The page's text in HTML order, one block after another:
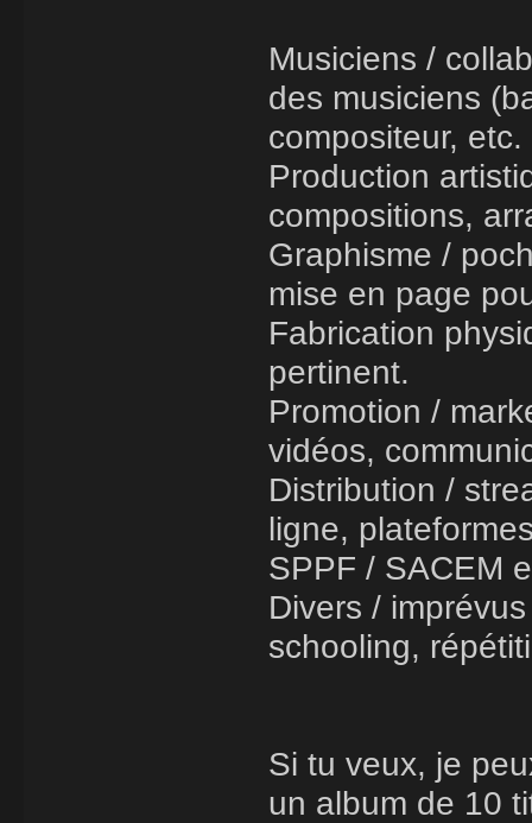
Musiciens /
des musiciens
compositeur,
Production
compositions,
Graphisme /
mise en page
Fabrication
pertinent.
Promotion /
vidéos,
Distribution /
ligne,
SPPF / SACEM
Divers /
schooling,
Si tu veux, je
un album de 10